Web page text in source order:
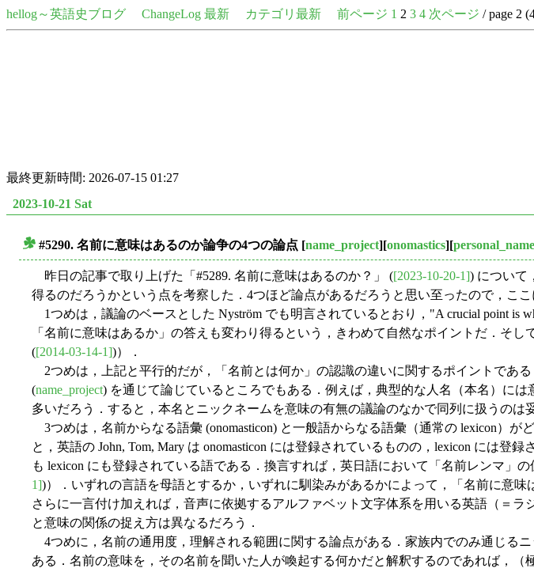
hellog～英語史ブログ ChangeLog 最新 カテゴリ最新 前ページ 1 2 3 4 次ページ / page 2
最終更新時間: 2026-07-15 01:27
2023-10-21 Sat
#5290. 名前に意味はあるのか論争の4つの論点 [name_project][onomastics][personal_name
昨日の記事で取り上げた「#5289. 名前に意味はあるのか？」 ([2023-10-20-1]) について
得るのだろうかという点を考察した．4つほど論点があるだろうと思い至ったので，ここ
1つめは，議論のベースとした Nyström でも明言されているとおり，"A crucial point is
「名前に意味はあるか」の答えも変わり得るという，きわめて自然なポイントだ．そ
([2014-03-14-1])）．
2つめは，上記と平行的だが，「名前とは何か」の認識の違いに関するポイントであ
(name_project) を通じて論じているところでもある．例えば，典型的な人名（本名）に
多いだろう．すると，本名とニックネームを意味の有無の議論のなかで同列に扱うのは
3つめは，名前からなる語彙 (onomasticon) と一般語からなる語彙（通常の lexicon）
と，英語の John, Tom, Mary は onomasticon には登録されているものの，lexicon には登
も lexicon にも登録されている語である．換言すれば，英日語において「名前レンマ」
1])）．いずれの言語を母語とするか，いずれに馴染みがあるかによって，「名前に意
さらに一言付け加えれば，音声に依拠するアルファベット文字体系を用いる英語（＝
と意味の関係の捉え方は異なるだろう．
4つめに，名前の通用度，理解される範囲に関する論点がある．家族内でのみ通じる
ある．名前の意味を，その名前を聞いた人が喚起する何かだと解釈するのであれば，